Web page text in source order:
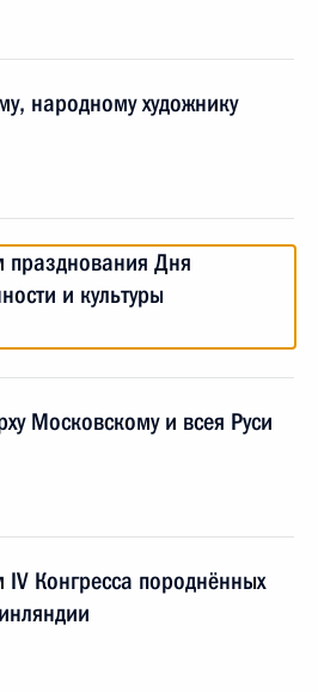
народному художнику
празднования Дня
и культуры
Московскому и всея Руси
IV Конгресса породнённых